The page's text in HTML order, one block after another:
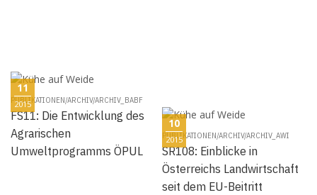
11
2015
PUBLIKATIONEN/ARCHIV/ARCHIV_BABF
FS11: Die Entwicklung des
Agrarischen
Umweltprogramms ÖPUL
10
2015
PUBLIKATIONEN/ARCHIV/ARCHIV_AWI
SR108: Einblicke in
Österreichs Landwirtschaft
seit dem EU-Beitritt